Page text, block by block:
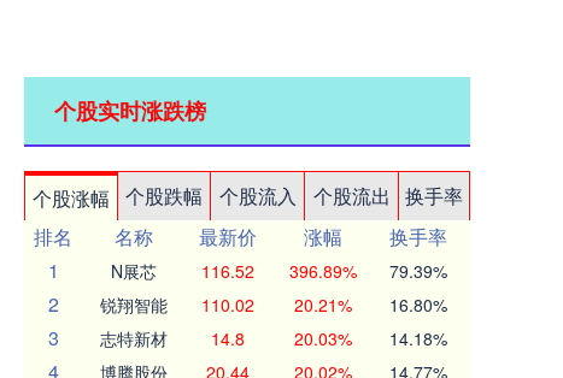
个股实时涨跌榜
个股涨幅 个股跌幅 个股流入 个股流出
换手率
排名
名称 最新价 涨幅
换手率
1
N展芯 116.52 396.89% 79.39%
2 锐翔智能 110.02 20.21% 16.80%
3 志特新材 14.8 20.03% 14.18%
4 博腾股份 20.44 20.02% 14.77%